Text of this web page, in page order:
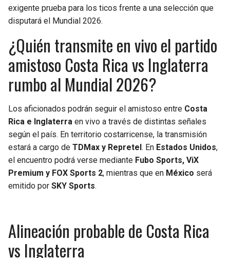
exigente prueba para los ticos frente a una selección que
disputará el Mundial 2026.
¿Quién transmite en vivo el partido
amistoso Costa Rica vs Inglaterra
rumbo al Mundial 2026?
Los aficionados podrán seguir el amistoso entre Costa
Rica e Inglaterra en vivo a través de distintas señales
según el país. En territorio costarricense, la transmisión
estará a cargo de TDMax y Repretel . En Estados Unidos,
el encuentro podrá verse mediante Fubo Sports, ViX
Premium y FOX Sports 2, mientras que en México será
emitido por SKY Sports.
Alineación probable de Costa Rica
vs Inglaterra